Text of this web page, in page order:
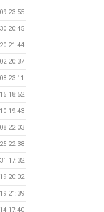
23:55
20:45
21:44
20:37
23:11
18:52
19:43
22:03
22:38
17:32
20:02
21:39
17:40